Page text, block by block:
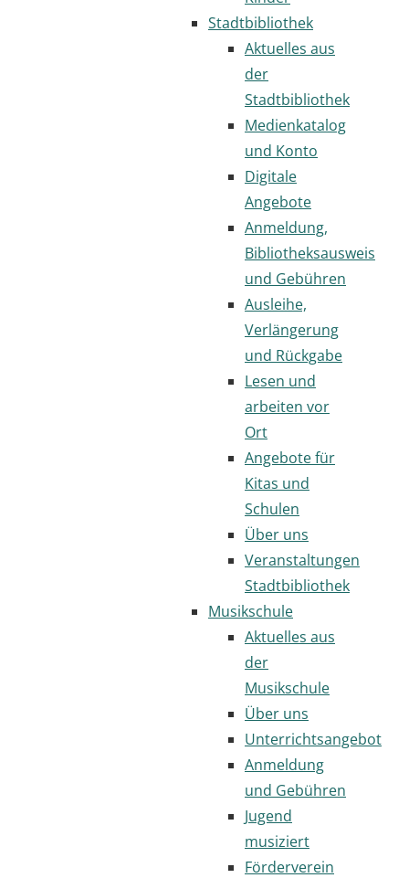
Stadtbibliothek
Aktuelles aus
der
Stadtbibliothek
Medienkatalog
und Konto
Digitale
Angebote
Anmeldung,
Bibliotheksausweis
und Gebühren
Ausleihe,
Verlängerung
und Rückgabe
Lesen und
arbeiten vor
Ort
Angebote für
Kitas und
Schulen
Über uns
Veranstaltungen
Stadtbibliothek
Musikschule
Aktuelles aus
der
Musikschule
Über uns
Unterrichtsangebot
Anmeldung
und Gebühren
Jugend
musiziert
Förderverein